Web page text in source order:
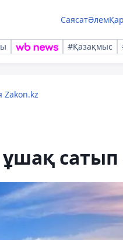
СаясатӘлем
#Қазақмыс
Zakon.kz